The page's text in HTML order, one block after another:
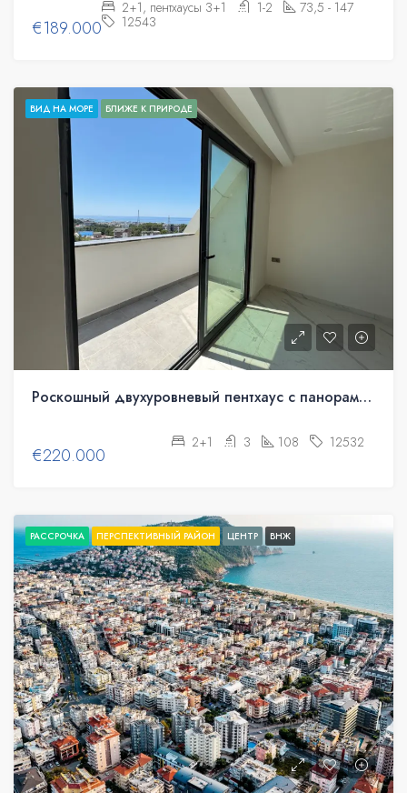
€189.000
2+1, пентхаусы 3+1 1-2
73,5 - 147
12543
ВИД НА МОРЕ БЛИЖЕ К ПРИРОДЕ
Роскошный двухуровневый пентхаус с панорамным видом на море в Авсалларе, Аланья
€220.000
2+1 3 108 12532
РАССРОЧКА ПЕРСПЕКТИВНЫЙ РАЙОН ЦЕНТР ВНЖ